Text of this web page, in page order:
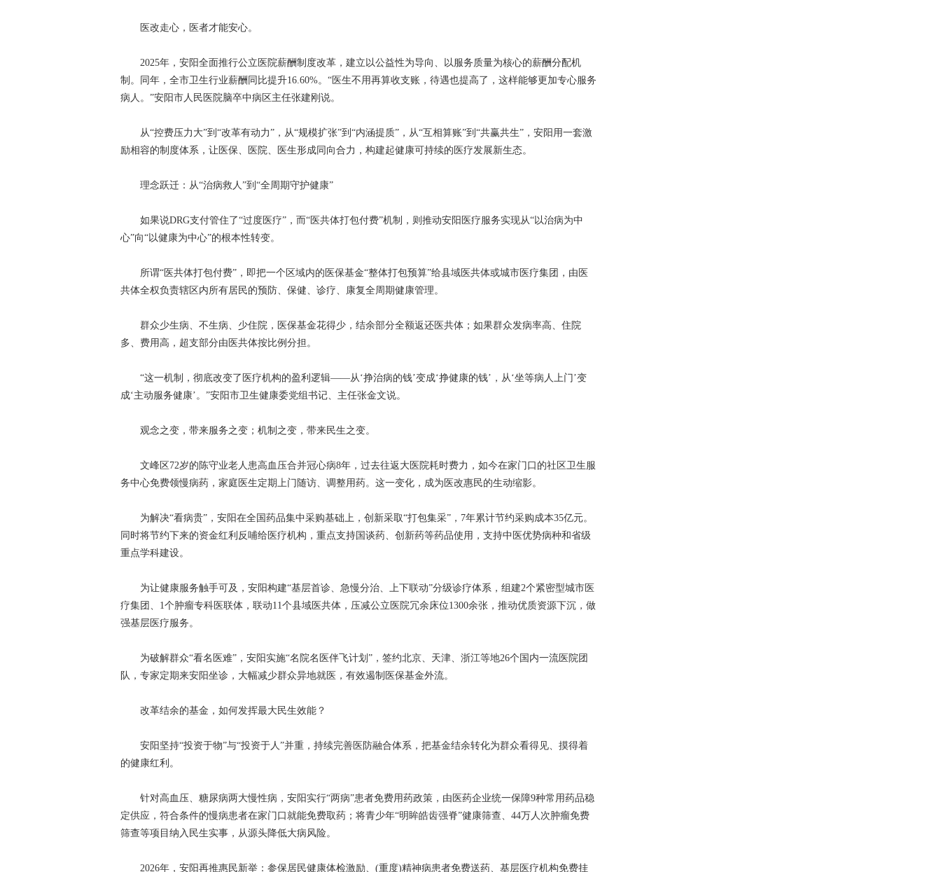
医改走心，医者才能安心。
2025年，安阳全面推行公立医院薪酬制度改革，建立以公益性为导向、以服务质量为核心的薪酬分配机
制。同年，全市卫生行业薪酬同比提升16.60%。“医生不用再算收支账，待遇也提高了，这样能够更加专心服务
病人。”安阳市人民医院脑卒中病区主任张建刚说。
从“控费压力大”到“改革有动力”，从“规模扩张”到“内涵提质”，从“互相算账”到“共赢共生”，安阳用一套激
励相容的制度体系，让医保、医院、医生形成同向合力，构建起健康可持续的医疗发展新生态。
理念跃迁：从“治病救人”到“全周期守护健康”
如果说DRG支付管住了“过度医疗”，而“医共体打包付费”机制，则推动安阳医疗服务实现从“以治病为中
心”向“以健康为中心”的根本性转变。
所谓“医共体打包付费”，即把一个区域内的医保基金“整体打包预算”给县域医共体或城市医疗集团，由医
共体全权负责辖区内所有居民的预防、保健、诊疗、康复全周期健康管理。
群众少生病、不生病、少住院，医保基金花得少，结余部分全额返还医共体；如果群众发病率高、住院
多、费用高，超支部分由医共体按比例分担。
“这一机制，彻底改变了医疗机构的盈利逻辑——从‘挣治病的钱’变成‘挣健康的钱’，从‘坐等病人上门’变
成‘主动服务健康’。”安阳市卫生健康委党组书记、主任张金文说。
观念之变，带来服务之变；机制之变，带来民生之变。
文峰区72岁的陈守业老人患高血压合并冠心病8年，过去往返大医院耗时费力，如今在家门口的社区卫生服
务中心免费领慢病药，家庭医生定期上门随访、调整用药。这一变化，成为医改惠民的生动缩影。
为解决“看病贵”，安阳在全国药品集中采购基础上，创新采取“打包集采”，7年累计节约采购成本35亿元。
同时将节约下来的资金红利反哺给医疗机构，重点支持国谈药、创新药等药品使用，支持中医优势病种和省级
重点学科建设。
为让健康服务触手可及，安阳构建“基层首诊、急慢分治、上下联动”分级诊疗体系，组建2个紧密型城市医
疗集团、1个肿瘤专科医联体，联动11个县域医共体，压减公立医院冗余床位1300余张，推动优质资源下沉，做
强基层医疗服务。
为破解群众“看名医难”，安阳实施“名院名医伴飞计划”，签约北京、天津、浙江等地26个国内一流医院团
队，专家定期来安阳坐诊，大幅减少群众异地就医，有效遏制医保基金外流。
改革结余的基金，如何发挥最大民生效能？
安阳坚持“投资于物”与“投资于人”并重，持续完善医防融合体系，把基金结余转化为群众看得见、摸得着
的健康红利。
针对高血压、糖尿病两大慢性病，安阳实行“两病”患者免费用药政策，由医药企业统一保障9种常用药品稳
定供应，符合条件的慢病患者在家门口就能免费取药；将青少年“明眸皓齿强脊”健康筛查、44万人次肿瘤免费
筛查等项目纳入民生实事，从源头降低大病风险。
2026年，安阳再推惠民新举：参保居民健康体检激励、(重度)精神病患者免费送药、基层医疗机构免费挂